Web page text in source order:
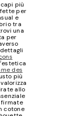
più
per
e
tra
una
per
des
più
valorizza
allo
firmate
cotone